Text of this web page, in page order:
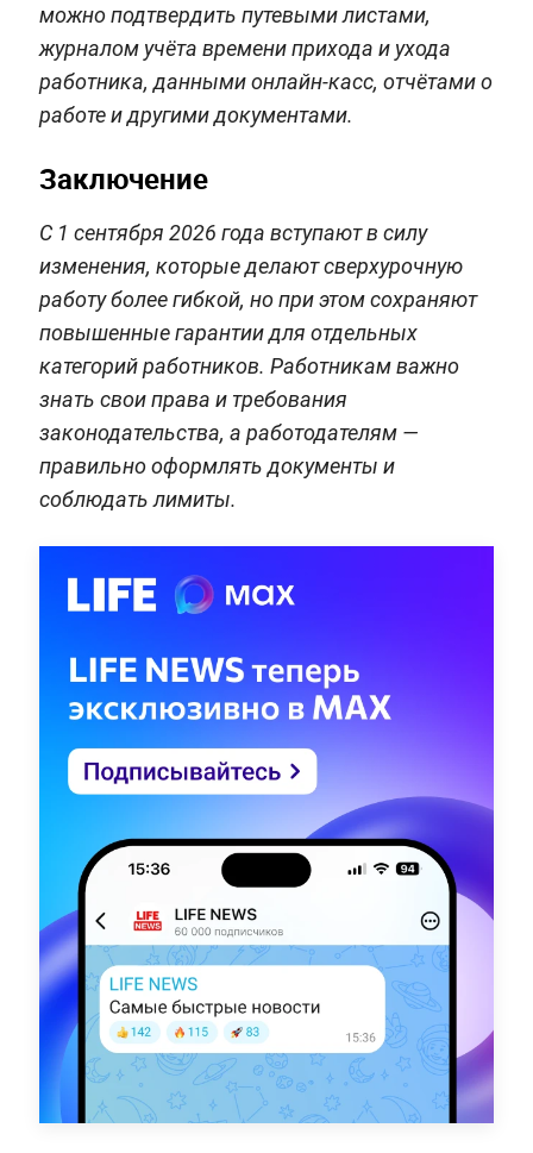
можно подтвердить путевыми листами,
журналом учёта времени прихода и ухода
работника, данными онлайн-касс, отчётами о
работе и другими документами.
Заключение
С 1 сентября 2026 года вступают в силу
изменения, которые делают сверхурочную
работу более гибкой, но при этом сохраняют
повышенные гарантии для отдельных
категорий работников. Работникам важно
знать свои права и требования
законодательства, а работодателям —
правильно оформлять документы и
соблюдать лимиты.